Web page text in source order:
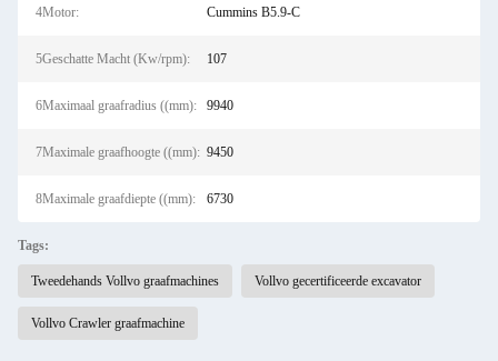
4Motor: Cummins B5.9-C
5Geschatte Macht (Kw/rpm): 107
6Maximaal graafradius ((mm): 9940
7Maximale graafhoogte ((mm): 9450
8Maximale graafdiepte ((mm): 6730
Tags:
Tweedehands Vollvo graafmachines Vollvo gecertificeerde excavator
Vollvo Crawler graafmachine